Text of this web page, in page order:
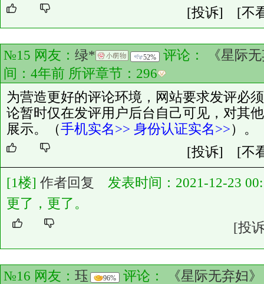
[投诉]
[不
№15 网友： 绿* 52% 评论：
《星际
间：4年前 所评章节： 296
为营造更好的评论环境，网站要求发评必
论暂时仅在发评用户后台自己可见，对其
展示。（手机实名>> 身份认证实名>>）。
[投诉]
[不
[1楼] 作者回复
发表时间：2021-12-23
更了，更了。
[投
№16 网友： 珏 96% 评论： 《星际无弃妇》